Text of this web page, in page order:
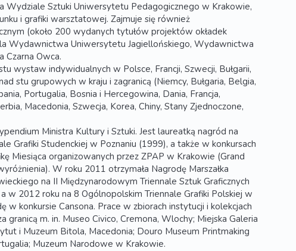
Wydziale Sztuki Uniwersytetu Pedagogicznego w Krakowie,
i grafiki warsztatowej. Zajmuje się również
(około 200 wydanych tytułów projektów okładek
Wydawnictwa Uniwersytetu Jagiellońskiego, Wydawnictwa
Czarna Owca.
wystaw indywidualnych w Polsce, Francji, Szwecji, Bułgarii,
stu grupowych w kraju i zagranicą (Niemcy, Bułgaria, Belgia,
Portugalia, Bosnia i Hercegowina, Dania, Francja,
Macedonia, Szwecja, Korea, Chiny, Stany Zjednoczone,
Ministra Kultury i Sztuki. Jest laureatką nagród na
Grafiki Studenckiej w Poznaniu (1999), a także w konkursach
Miesiąca organizowanych przez ZPAP w Krakowie (Grand
W roku 2011 otrzymała Nagrodę Marszałka
na II Międzynarodowym Triennale Sztuk Graficznych
w 2012 roku na 8 Ogólnopolskim Triennale Grafiki Polskiej w
w konkursie Cansona. Prace w zbiorach instytucji i kolekcjach
granicą m. in. Museo Civico, Cremona, Wlochy; Miejska Galeria
i Muzeum Bitola, Macedonia; Douro Museum Printmaking
Muzeum Narodowe w Krakowie.